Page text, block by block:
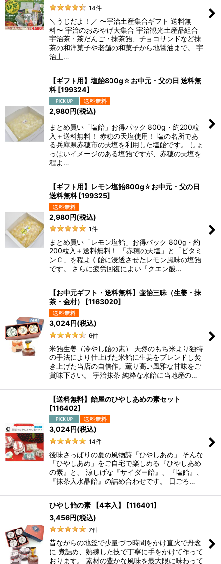
14件
＼うじだよ！／ 〜宇治土産集合ギフト 送料無
料〜 宇治のおみやげ大集合 宇治観光土産品組合
宇治茶・茶だんご・抹茶飴、チョコサンドなど抹
茶の和洋菓子や老舗の和菓子から地醤油まで。 宇
治土…
【ギフト用】塩飴800g☆お中元・父の日 送料無
料 [199324]
2,980円(税込)
まとめ買い「塩飴」お得パック 800g・約200粒
入＋送料無料！ 赤穂の天塩使用！ 塩の名所であ
る兵庫県赤穂市の天塩を利用した塩飴です。 しょ
っぱいイメージのある塩飴ですが、赤穂の天塩を
程よ…
【ギフト用】レモン塩飴800g☆お中元・父の日
送料無料 [199325]
2,980円(税込)
1件
まとめ買い「レモン塩飴」お得パック 800g・約
200粒入＋送料無料！ 「赤穂の天塩」と「ビタミ
ンＣ」を程よく飴に浸透させたレモン風味の塩飴
です。 さらに疲労回復によい「クエン酸…
【お中元ギフト・送料無料】壷飴三昧（生姜・抹
茶・金柑）
[1163020]
3,024円(税込)
6件
米飴生姜（冷やし飴の素） 天然のもち米より独特
の手法により仕上げた米飴に生姜をブレンドし焚
き上げた当店の自信作。薫り高い風雅な甘味をご
賞味下さい。 宇治抹茶 純粋な水飴に当地産の…
【送料無料】飴屋のひやしあめの素セット
[116402]
3,024 円(税込)
14件
後味さっぱりの夏の風物詩「ひやしあめ」 そんな
「ひやしあめ」をご自宅で楽しめる『ひやしあめ
の素』と、 涼しげな『サイダー飴』、『塩飴』、
『抹茶入水晶飴』の詰め合わせです。 日ごろ…
ひやし飴の素 【4本入】 [116401]
3,456円(税込)
7件
昔ながらの地釜で少量づつ時間をかけ直火で丹念
に 煮詰め、熟練した技で丁寧に手をかけて作って
おります。 素材の豊かな風味を最大限に味わって